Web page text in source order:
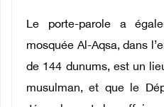
Le porte-parole a
mosquée Al-Aqsa, dans
de 144 dunums, est un
musulman, et que le